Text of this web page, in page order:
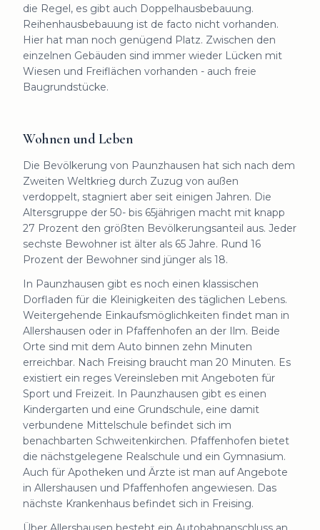
die Regel, es gibt auch Doppelhausbebauung.
Reihenhausbebauung ist de facto nicht vorhanden.
Hier hat man noch genügend Platz. Zwischen den
einzelnen Gebäuden sind immer wieder Lücken mit
Wiesen und Freiflächen vorhanden - auch freie
Baugrundstücke.
Wohnen und Leben
Die Bevölkerung von Paunzhausen hat sich nach dem
Zweiten Weltkrieg durch Zuzug von außen
verdoppelt, stagniert aber seit einigen Jahren. Die
Altersgruppe der 50- bis 65jährigen macht mit knapp
27 Prozent den größten Bevölkerungsanteil aus. Jeder
sechste Bewohner ist älter als 65 Jahre. Rund 16
Prozent der Bewohner sind jünger als 18.
In Paunzhausen gibt es noch einen klassischen
Dorfladen für die Kleinigkeiten des täglichen Lebens.
Weitergehende Einkaufsmöglichkeiten findet man in
Allershausen oder in Pfaffenhofen an der Ilm. Beide
Orte sind mit dem Auto binnen zehn Minuten
erreichbar. Nach Freising braucht man 20 Minuten. Es
existiert ein reges Vereinsleben mit Angeboten für
Sport und Freizeit. In Paunzhausen gibt es einen
Kindergarten und eine Grundschule, eine damit
verbundene Mittelschule befindet sich im
benachbarten Schweitenkirchen. Pfaffenhofen bietet
die nächstgelegene Realschule und ein Gymnasium.
Auch für Apotheken und Ärzte ist man auf Angebote
in Allershausen und Pfaffenhofen angewiesen. Das
nächste Krankenhaus befindet sich in Freising.